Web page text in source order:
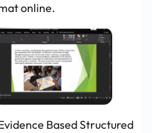
online.
Based Structured